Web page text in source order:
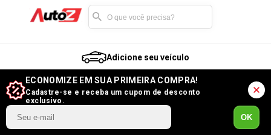
Adicione seu veículo
ECONOMIZE EM SUA PRIMEIRA COMPRA!
Cadastre-se e receba um cupom de desconto
exclusivo.
OK